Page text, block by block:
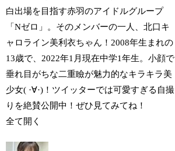
白出場を目指す赤羽のアイドルグループ
「Nゼロ」。そのメンバーの一人、北口キ
ャロライン美利衣ちゃん！2008年生まれの
13歳で、2022年1月現在中学1年生。小顔で
垂れ目がちな二重瞼が魅力的なキラキラ美
少女( ·∀·)！ツイッターでは可愛すぎる自撮
りを絶賛公開中！ぜひ見てみてね！
全て開く